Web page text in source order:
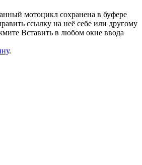
мотоцикл сохранена в буфере
ссылку на неё себе или другому
Вставить в любом окне ввода
.